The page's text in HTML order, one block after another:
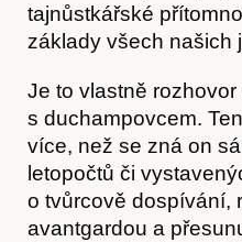
O
tajnůstkářské
základy všech našich
Je to vlastně
s duchampovcem.
více, než se zná on
letopočtů či
o tvůrcově dospívání,
avantgardou a